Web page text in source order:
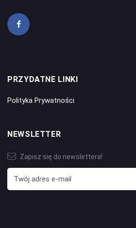
PRZYDATNE LINKI
Polityka Prywatności
NEWSLETTER
Zapisz się do newslettera!